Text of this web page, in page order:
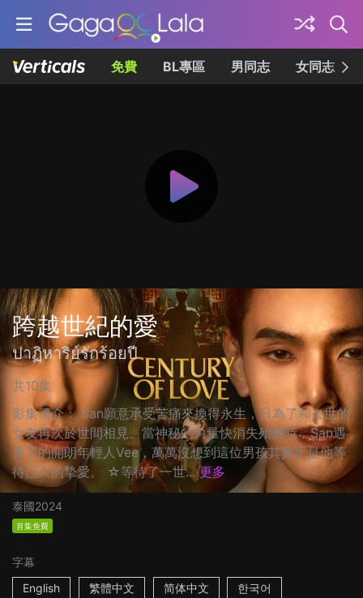
免費 BL專區 男同志 女同志
跨越世紀的愛
ปาฏิหาริย์รักร้อยปี
共10集
影集簡介： San願意承受苦痛來換得永生，只為了和去世的
女友再次於世間相見。當神秘的力量快消失殆盡時，San遇
見了的開朗年輕人Vee，萬萬沒想到這位男孩其實正是他等
待已久的摯愛。 ☆等待了一世... 更多
泰國2024
首集免費
字幕
English
繁體中文 简体中文 한국어